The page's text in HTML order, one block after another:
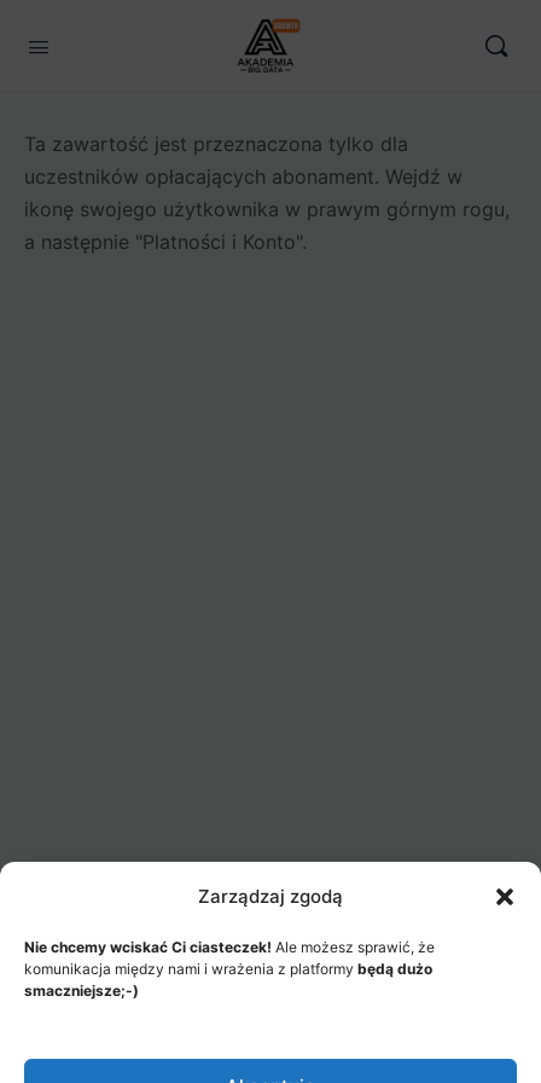
Zarządzaj zgodą
Nie chcemy wciskać Ci ciasteczek! Ale możesz sprawić, że
komunikacja między nami i wrażenia z platformy będą dużo
smaczniejsze;-)
Ta zawartość jest przeznaczona tylko dla
uczestników opłacających abonament. Wejdź w
ikonę swojego użytkownika w prawym górnym rogu,
a następnie "Platności i Konto".